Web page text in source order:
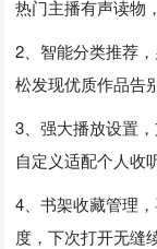
热门主播有声读物
2、智能分类推荐
松发现优质作品告
3、强大播放设置
自定义适配个人收
4、书架收藏管理
度，下次打开无缝